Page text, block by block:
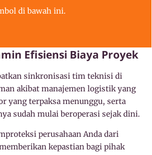
di bawah ini.
Efisiensi Biaya Proyek
sinkronisasi tim teknisi di
akibat manajemen logistik yang
yang terpaksa menunggu, serta
sudah mulai beroperasi sejak dini.
perusahaan Anda dari
kepastian bagi pihak